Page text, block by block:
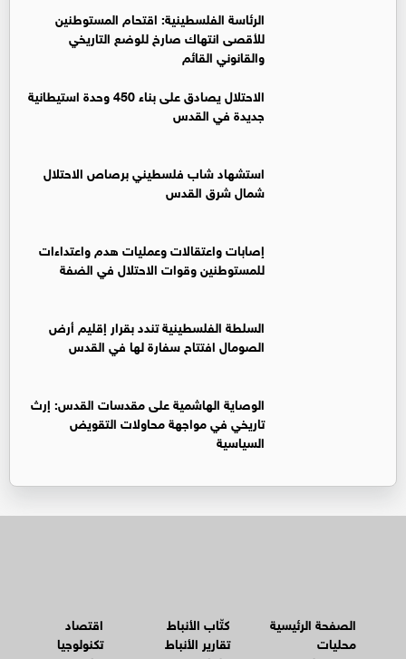
الرئاسة الفلسطينية: اقتحام المستوطنين
للأقصى انتهاك صارخ للوضع التاريخي
والقانوني القائم
الاحتلال يصادق على بناء 450 وحدة استيطانية
جديدة في القدس ‏
استشهاد شاب فلسطيني برصاص الاحتلال
شمال شرق القدس
إصابات واعتقالات وعمليات هدم واعتداءات
للمستوطنين وقوات الاحتلال في الضفة
السلطة الفلسطينية تندد بقرار إقليم أرض
الصومال افتتاح سفارة لها في القدس
الوصاية الهاشمية على مقدسات القدس: إرث
تاريخي في مواجهة محاولات التقويض
السياسية
الصفحة الرئيسية
محليات
كتّاب الأنباط
تقارير الأنباط
اقتصاد
تكنولوجيا